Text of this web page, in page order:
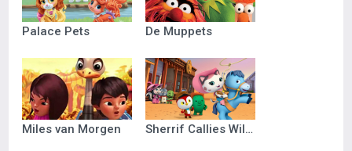
Palace Pets De Muppets
Miles van Morgen Sherrif Callies Wilde Westen